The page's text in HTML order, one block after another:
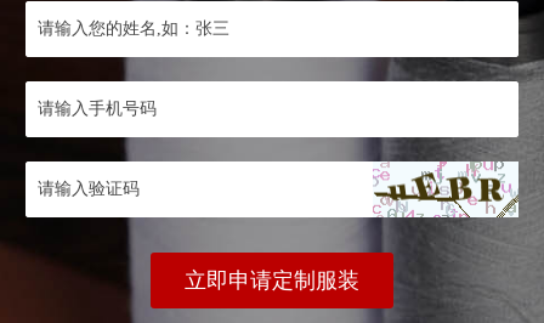
立即申请定制服装